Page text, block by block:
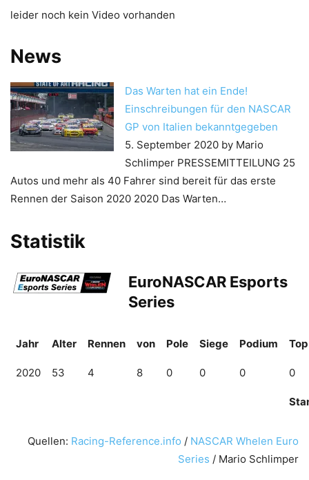
leider noch kein Video vorhanden
News
Das Warten hat ein Ende!
Einschreibungen für den NASCAR
GP von Italien bekanntgegeben
5. September 2020 by Mario
Schlimper PRESSEMITTEILUNG 25
Autos und mehr als 40 Fahrer sind bereit für das erste
Rennen der Saison 2020 2020 Das Warten…
Statistik
EuroNASCAR Esports
Series
Jahr Alter Rennen von Pole Siege Podium
2020 53 4 8 0 0 0 0
Quellen: Racing-Reference.info / NASCAR Whelen Euro
Series / Mario Schlimper